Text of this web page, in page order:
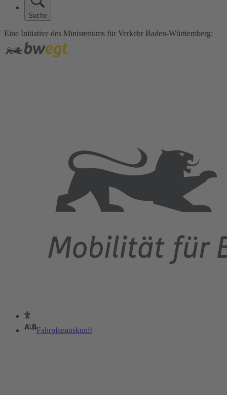
Suche
Eine Initiative des Ministeriums für Verkehr Baden-Württemberg:
Fahrplanauskunft